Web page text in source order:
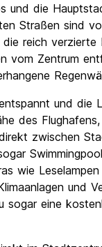
und die
Straßen sind
reich verzierte
vom Zentrum
und die
des
zwischen
wie
und
sogar eine